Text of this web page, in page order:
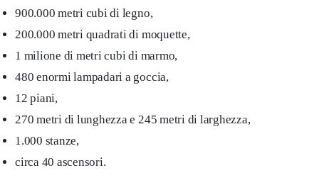
900.000 metri cubi di legno,
200.000 metri quadrati di moquette,
1 milione di metri cubi di marmo,
480 enormi lampadari a goccia,
12 piani,
270 metri di lunghezza e 245 metri di larghezza,
1.000 stanze,
circa 40 ascensori.